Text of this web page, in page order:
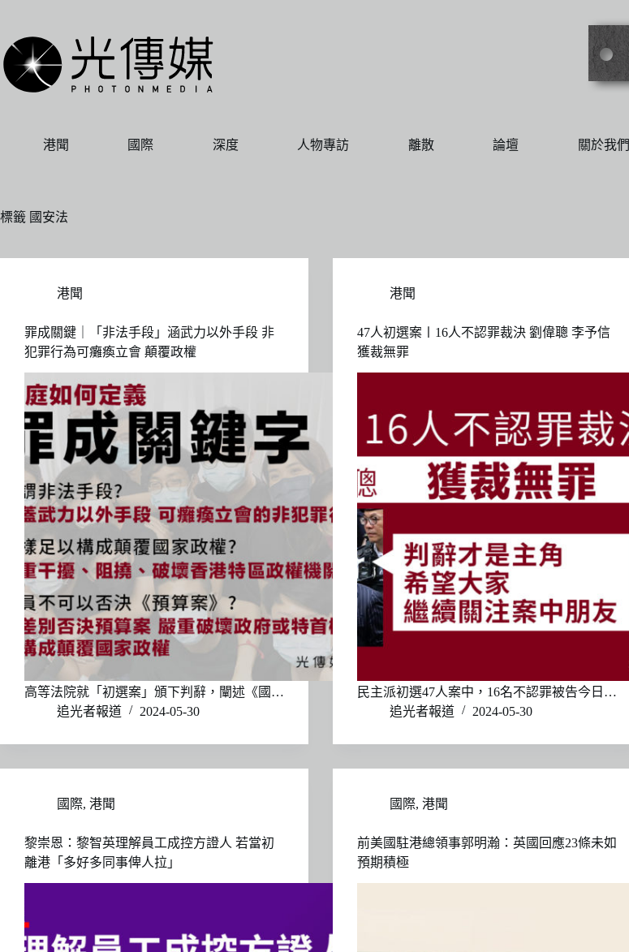
主
要
內
港聞 國際 深度 人物專訪 離散 論壇 關於我們
標籤 國安法
港聞
罪成關鍵｜「非法手段」涵武力以外手段 非
犯罪行為可癱瘓立會 顛覆政權
高等法院就「初選案」頒下判辭，闡述《國…
追光者報道
2024-05-30
港聞
47人初選案〡16人不認罪裁決 劉偉聰 李予信
獲裁無罪
民主派初選47人案中，16名不認罪被告今日…
追光者報道
2024-05-30
國際, 港聞
黎崇恩：黎智英理解員工成控方證人 若當初
離港「多好多同事俾人拉」
國際, 港聞
前美國駐港總領事郭明瀚：英國回應23條未如
預期積極